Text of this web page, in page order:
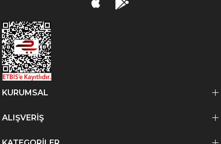
KURUMSAL
ALIŞVERİŞ